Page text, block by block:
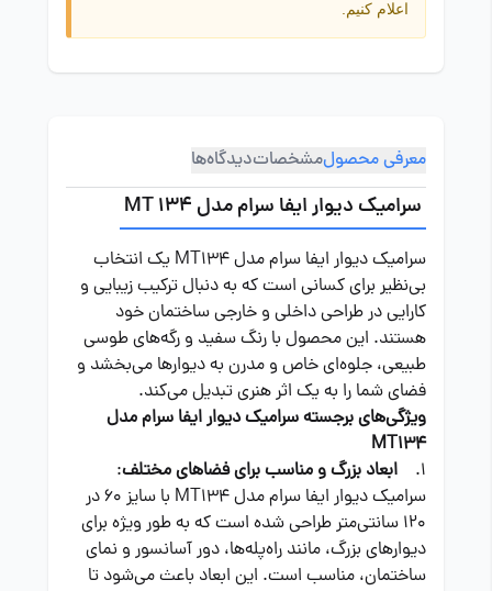
اعلام کنیم.
معرفی محصولمشخصاتدیدگاه‌ها
سرامیک دیوار ایفا سرام مدل MT 134
سرامیک دیوار ایفا سرام مدل MT134 یک انتخاب
بی‌نظیر برای کسانی است که به دنبال ترکیب زیبایی و
کارایی در طراحی داخلی و خارجی ساختمان خود
هستند. این محصول با رنگ سفید و رگه‌های طوسی
طبیعی، جلوه‌ای خاص و مدرن به دیوارها می‌بخشد و
فضای شما را به یک اثر هنری تبدیل می‌کند.
ویژگی‌های برجسته سرامیک دیوار ایفا سرام مدل
MT134
1.
ابعاد بزرگ و مناسب برای فضاهای مختلف:
سرامیک دیوار ایفا سرام مدل MT134 با سایز 60 در
120 سانتی‌متر طراحی شده است که به طور ویژه برای
دیوارهای بزرگ، مانند راه‌پله‌ها، دور آسانسور و نمای
ساختمان، مناسب است. این ابعاد باعث می‌شود تا